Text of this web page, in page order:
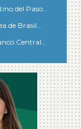
del Paso…
de Brasil…
Central…